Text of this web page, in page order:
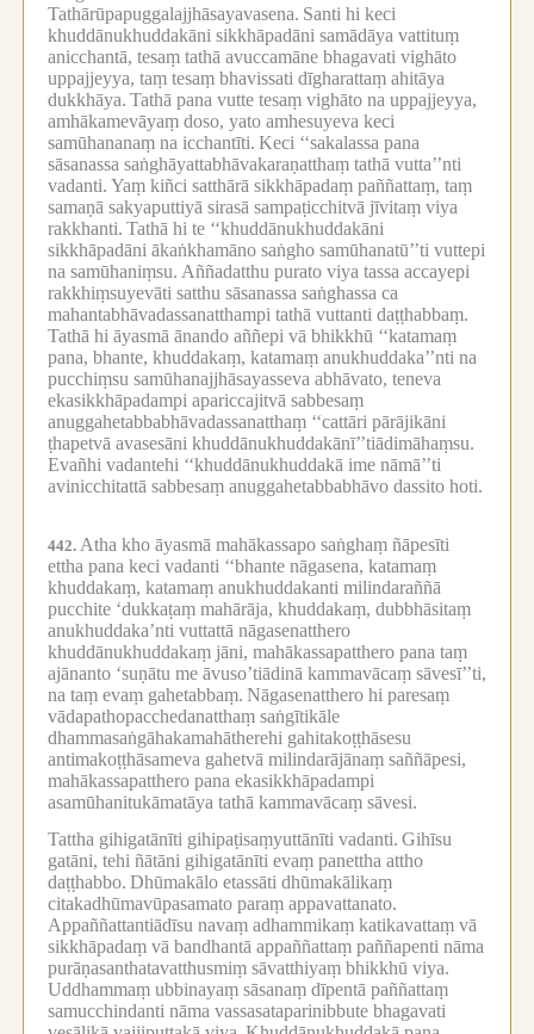
Tathārūpapuggalajjhāsayavasena. Santi hi keci
khuddānukhuddakāni sikkhāpadāni samādāya vattituṃ
anicchantā, tesaṃ tathā avuccamāne bhagavati vighāto
uppajjeyya, taṃ tesaṃ bhavissati dīgharattaṃ ahitāya
dukkhāya. Tathā pana vutte tesaṃ vighāto na uppajjeyya,
amhākamevāyaṃ doso, yato amhesuyeva keci
samūhananaṃ na icchantīti. Keci ‘‘sakalassa pana
sāsanassa saṅghāyattabhāvakaraṇatthaṃ tathā vutta’’nti
vadanti. Yaṃ kiñci satthārā sikkhāpadaṃ paññattaṃ, taṃ
samaṇā sakyaputtiyā sirasā sampaṭicchitvā jīvitaṃ viya
rakkhanti. Tathā hi te ‘‘khuddānukhuddakāni
sikkhāpadāni ākaṅkhamāno saṅgho samūhanatū’’ti vuttepi
na samūhaniṃsu. Aññadatthu purato viya tassa accayepi
rakkhiṃsuyevāti satthu sāsanassa saṅghassa ca
mahantabhāvadassanatthampi tathā vuttanti daṭṭhabbaṃ.
Tathā hi āyasmā ānando aññepi vā bhikkhū ‘‘katamaṃ
pana, bhante, khuddakaṃ, katamaṃ anukhuddaka’’nti na
pucchiṃsu samūhanajjhāsayasseva abhāvato, teneva
ekasikkhāpadampi apariccajitvā sabbesaṃ
anuggahetabbabhāvadassanatthaṃ ‘‘cattāri pārājikāni
ṭhapetvā avasesāni khuddānukhuddakānī’’tiādimāhaṃsu.
Evañhi vadantehi ‘‘khuddānukhuddakā ime nāmā’’ti
avinicchitattā sabbesaṃ anuggahetabbabhāvo dassito hoti.
442. Atha kho āyasmā mahākassapo saṅghaṃ ñāpesīti
ettha pana keci vadanti ‘‘bhante nāgasena, katamaṃ
khuddakaṃ, katamaṃ anukhuddakanti milindaraññā
pucchite ‘dukkaṭaṃ mahārāja, khuddakaṃ, dubbhāsitaṃ
anukhuddaka’nti vuttattā nāgasenatthero
khuddānukhuddakaṃ jāni, mahākassapatthero pana taṃ
ajānanto ‘suṇātu me āvuso’tiādinā kammavācaṃ sāvesī’’ti,
na taṃ evaṃ gahetabbaṃ. Nāgasenatthero hi paresaṃ
vādapathopacchedanatthaṃ saṅgītikāle
dhammasaṅgāhakamahātherehi gahitakoṭṭhāsesu
antimakoṭṭhāsameva gahetvā milindarājānaṃ saññāpesi,
mahākassapatthero pana ekasikkhāpadampi
asamūhanitukāmatāya tathā kammavācaṃ sāvesi.
Tattha gihigatānīti gihipaṭisaṃyuttānīti vadanti. Gihīsu
gatāni, tehi ñātāni gihigatānīti evaṃ panettha attho
daṭṭhabbo. Dhūmakālo etassāti dhūmakālikaṃ
citakadhūmavūpasamato paraṃ appavattanato.
Appaññattantiādīsu navaṃ adhammikaṃ katikavattaṃ vā
sikkhāpadaṃ vā bandhantā appaññattaṃ paññapenti nāma
purāṇasanthatavatthusmiṃ sāvatthiyaṃ bhikkhū viya.
Uddhammaṃ ubbinayaṃ sāsanaṃ dīpentā paññattaṃ
samucchindanti nāma vassasataparinibbute bhagavati